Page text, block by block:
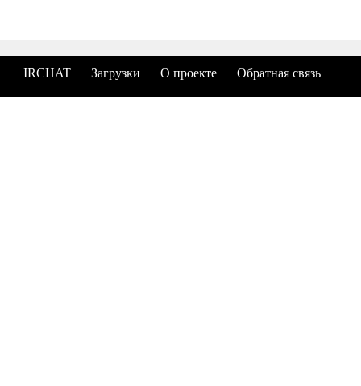
IRCHAT Загрузки О проекте Обратная связь